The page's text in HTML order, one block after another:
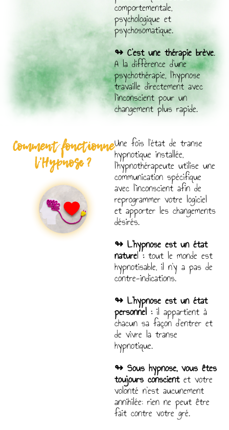
comportementale,
psychologique et
psychosomatique.
↬ C’est une thérapie brève.
A la différence d’une
psychothérapie, l’hypnose
travaille directement avec
l’inconscient pour un
changement plus rapide.
Comment fonctionne
l'Hypnose ?
Une fois l’état de transe
hypnotique installée,
l’hypnothérapeute utilise une
communication spécifique
avec l’inconscient afin de
reprogrammer votre logiciel
et apporter les changements
désirés.
↬ L’hypnose est un état
naturel:tout le monde est
hypnotisable, il n’y a pas de
contre-indications.
↬ L’hypnose est un état
personnel :il appartient à
chacun sa façon d’entrer et
de vivre la transe
hypnotique.
↬ Sous hypnose, vous êtes
toujours conscientet votre
volonté n’est aucunement
annihilée: rien ne peut être
fait contre votre gré.